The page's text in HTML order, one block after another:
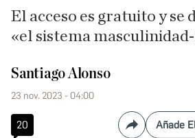
El acceso es gratuito y se
«el sistema
Santiago Alonso
23 nov. 2023 - 04:00
20 Compartir
Añade